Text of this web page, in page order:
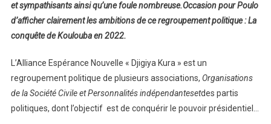
et sympathisants ainsi qu’une foule nombreuse.Occasion pour Poulo
d’afficher clairement les ambitions de ce regroupement politique : La
conquête de Koulouba en 2022.
L’Alliance Espérance Nouvelle « Djigiya Kura » est un
regroupement politique de plusieurs associations, Organisations
de la Société Civile et Personnalités indépendantesetdes partis
politiques, dont l’objectif est de conquérir le pouvoir présidentiel…